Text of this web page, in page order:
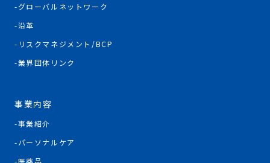
グローバルネットワーク
沿革
リスクマネジメント/BCP
業界団体リンク
事業内容
事業紹介
パーソナルケア
医薬品